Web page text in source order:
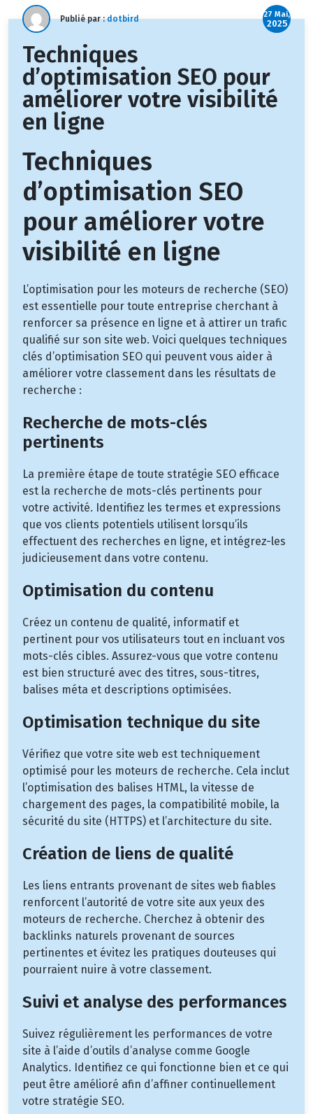
Publié par :dotbird 27 Mai,
2025
Techniques
d’optimisation SEO pour
améliorer votre visibilité
en ligne
Techniques
d’optimisation SEO
pour améliorer votre
visibilité en ligne
L’optimisation pour les moteurs de recherche (SEO)
est essentielle pour toute entreprise cherchant à
renforcer sa présence en ligne et à attirer un trafic
qualifié sur son site web. Voici quelques techniques
clés d’optimisation SEO qui peuvent vous aider à
améliorer votre classement dans les résultats de
recherche :
Recherche de mots-clés
pertinents
La première étape de toute stratégie SEO efficace
est la recherche de mots-clés pertinents pour
votre activité. Identifiez les termes et expressions
que vos clients potentiels utilisent lorsqu’ils
effectuent des recherches en ligne, et intégrez-les
judicieusement dans votre contenu.
Optimisation du contenu
Créez un contenu de qualité, informatif et
pertinent pour vos utilisateurs tout en incluant vos
mots-clés cibles. Assurez-vous que votre contenu
est bien structuré avec des titres, sous-titres,
balises méta et descriptions optimisées.
Optimisation technique du site
Vérifiez que votre site web est techniquement
optimisé pour les moteurs de recherche. Cela inclut
l’optimisation des balises HTML, la vitesse de
chargement des pages, la compatibilité mobile, la
sécurité du site (HTTPS) et l’architecture du site.
Création de liens de qualité
Les liens entrants provenant de sites web fiables
renforcent l’autorité de votre site aux yeux des
moteurs de recherche. Cherchez à obtenir des
backlinks naturels provenant de sources
pertinentes et évitez les pratiques douteuses qui
pourraient nuire à votre classement.
Suivi et analyse des performances
Suivez régulièrement les performances de votre
site à l’aide d’outils d’analyse comme Google
Analytics. Identifiez ce qui fonctionne bien et ce qui
peut être amélioré afin d’affiner continuellement
votre stratégie SEO.